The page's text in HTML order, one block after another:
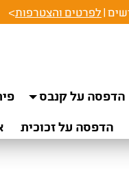
לפרטים והצטרפות>
הדפסה על קנבס
הדפסה על זכוכית